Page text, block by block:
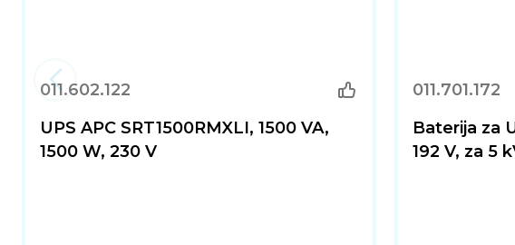
011.602.122
UPS APC SRT1500RMXLI, 1500 VA,
1500 W, 230 V
011.701.172
Baterija za
192 V, za 5